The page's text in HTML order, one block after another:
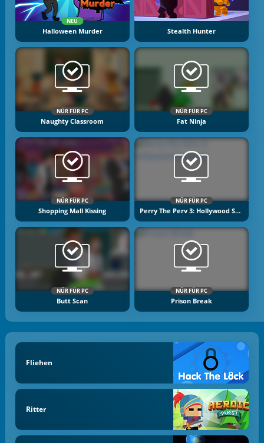
NEU
Halloween Murder Stealth Hunter
NÜR FÜR PC
Naughty Classroom
NÜR FÜR PC
Fat Ninja
NÜR FÜR PC
Shopping Mall Kissing
NÜR FÜR PC
Perry The Perv 3: Hollywood Staring!
NÜR FÜR PC
Butt Scan
NÜR FÜR PC
Prison Break
Fliehen
Ritter